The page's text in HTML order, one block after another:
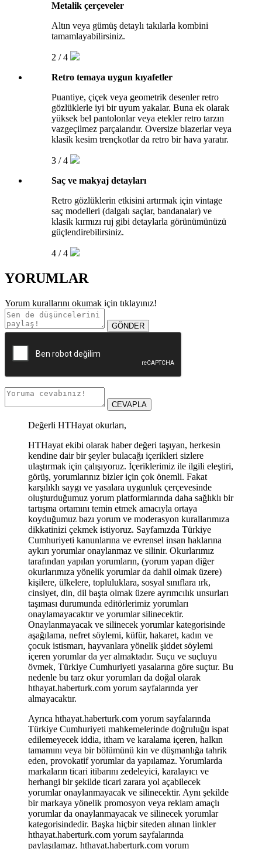
Metalik çerçeveler
Altın veya gümüş detaylı takılarla kombini
tamamlayabilirsiniz.
2 / 4
Retro temaya uygun kıyafetler
Puantiye, çiçek veya geometrik desenler retro
gözlüklerle iyi bir uyum yakalar. Buna ek olarak
yüksek bel pantolonlar veya etekler retro tarzın
vazgeçilmez parçalarıdır. Oversize blazerlar veya
klasik kesim trençkotlar da retro bir hava yaratır.
3 / 4
Saç ve makyaj detayları
Retro gözlüklerin etkisini artırmak için vintage
saç modelleri (dalgalı saçlar, bandanalar) ve
klasik kırmızı ruj gibi detaylarla görünümünüzü
güçlendirebilirsiniz.
4 / 4
YORUMLAR
Yorum kurallarını okumak için tıklayınız!
GÖNDER
CEVAPLA
Değerli HTHayat okurları,
HTHayat ekibi olarak haber değeri taşıyan, herkesin
kendine dair bir şeyler bulacağı içerikleri sizlere
ulaştırmak için çalışıyoruz. İçeriklerimiz ile ilgili eleştiri,
görüş, yorumlarınız bizler için çok önemli. Fakat
karşılıklı saygı ve yasalara uygunluk çerçevesinde
oluşturduğumuz yorum platformlarında daha sağlıklı bir
tartışma ortamını temin etmek amacıyla ortaya
koyduğumuz bazı yorum ve moderasyon kurallarımıza
dikkatinizi çekmek istiyoruz. Sayfamızda Türkiye
Cumhuriyeti kanunlarına ve evrensel insan haklarına
aykırı yorumlar onaylanmaz ve silinir. Okurlarımız
tarafından yapılan yorumların, (yorum yapan diğer
okurlarımıza yönelik yorumlar da dahil olmak üzere)
kişilere, ülkelere, topluluklara, sosyal sınıflara ırk,
cinsiyet, din, dil başta olmak üzere ayrımcılık unsurları
taşıması durumunda editörlerimiz yorumları
onaylamayacaktır ve yorumlar silinecektir.
Onaylanmayacak ve silinecek yorumlar kategorisinde
aşağılama, nefret söylemi, küfür, hakaret, kadın ve
çocuk istismarı, hayvanlara yönelik şiddet söylemi
içeren yorumlar da yer almaktadır. Suçu ve suçluyu
övmek, Türkiye Cumhuriyeti yasalarına göre suçtur. Bu
nedenle bu tarz okur yorumları da doğal olarak
hthayat.haberturk.com yorum sayfalarında yer
almayacaktır.
Ayrıca hthayat.haberturk.com yorum sayfalarında
Türkiye Cumhuriyeti mahkemelerinde doğruluğu ispat
edilemeyecek iddia, itham ve karalama içeren, halkın
tamamını veya bir bölümünü kin ve düşmanlığa tahrik
eden, provokatif yorumlar da yapılamaz. Yorumlarda
markaların ticari itibarını zedeleyici, karalayıcı ve
herhangi bir şekilde ticari zarara yol açabilecek
yorumlar onaylanmayacak ve silinecektir. Aynı şekilde
bir markaya yönelik promosyon veya reklam amaçlı
yorumlar da onaylanmayacak ve silinecek yorumlar
kategorisindedir. Başka hiçbir siteden alınan linkler
hthayat.haberturk.com yorum sayfalarında
paylaşılamaz. hthayat.haberturk.com yorum